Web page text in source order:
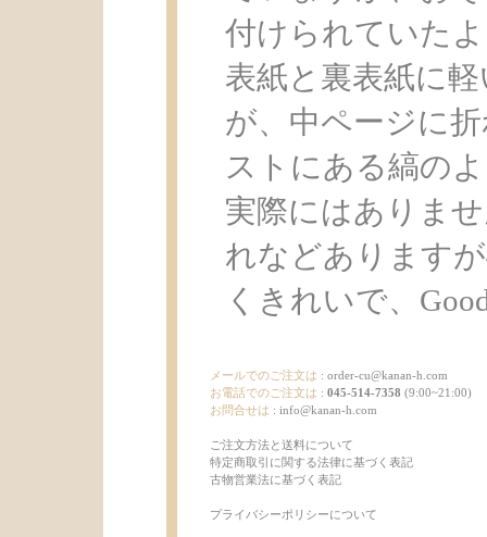
付けられていた
表紙と裏表紙に
が、中ページに
ストにある縞の
実際にはありま
れなどあります
くきれいで、
メールでのご注文は : order-cu@kanan-h.com
お電話でのご注文は : 045-514-7358 (9:00~21:00)
お問合せは : info@kanan-h.com
ご注文方法と送料について
特定商取引に関する法律に基づく表記
古物営業法に基づく表記
プライバシーポリシーについて